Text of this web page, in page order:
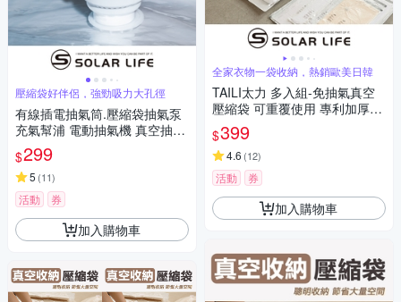
壓縮袋好伴侶，強勁吸力大孔徑
有線插電抽氣筒.壓縮袋抽氣泵
充氣幫浦 電動抽氣機 真空抽氣
機 有線電泵
$299
5 (11)
活動 券
加入購物車
全家衣物一袋收納，熱銷歐美日韓
TAILI太力 多入組-免抽氣真空
壓縮袋 可重覆使用 專利加厚款.
衣服收納袋 棉被壓縮袋 手壓真
空袋 換季行李 旅行收納袋
$399
4.6 (12)
活動 券
加入購物車